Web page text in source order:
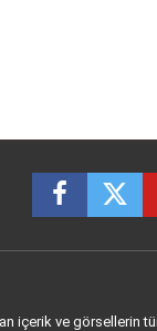
içerik ve görsellerin